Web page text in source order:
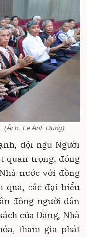
(Ảnh: Lê Anh Dũng)
đội ngũ Người
quan trọng, đóng
nước với đồng
qua, các đại biểu
động người dân
của Đảng, Nhà
tham gia phát